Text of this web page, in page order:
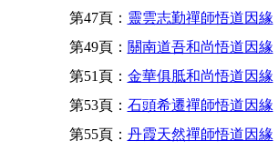
第47頁： 靈雲志勤禪師悟道因緣
第49頁： 關南道吾和尚悟道因緣
第51頁： 金華俱胝和尚悟道因緣
第53頁： 石頭希遷禪師悟道因緣
第55頁： 丹霞天然禪師悟道因緣